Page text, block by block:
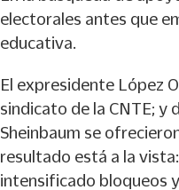
electorales antes que
educativa.
El expresidente López
sindicato de la CNTE; y
Sheinbaum se
resultado está a la
intensificado bloqueos